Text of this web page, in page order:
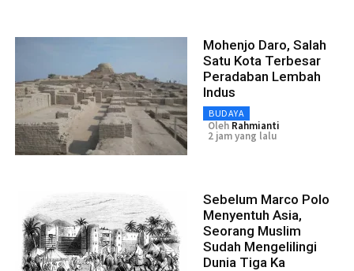
Mohenjo Daro, Salah
Satu Kota Terbesar
Peradaban Lembah
Indus
BUDAYA
Oleh Rahmianti
2 jam yang lalu
Sebelum Marco Polo
Menyentuh Asia,
Seorang Muslim
Sudah Mengelilingi
Dunia Tiga Ka